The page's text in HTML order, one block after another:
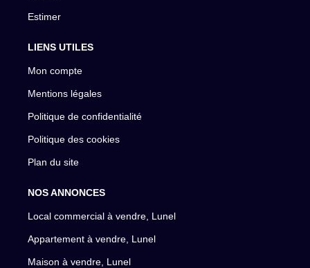
Estimer
LIENS UTILES
Mon compte
Mentions légales
Politique de confidentialité
Politique des cookies
Plan du site
NOS ANNONCES
Local commercial à vendre, Lunel
Appartement à vendre, Lunel
Maison à vendre, Lunel